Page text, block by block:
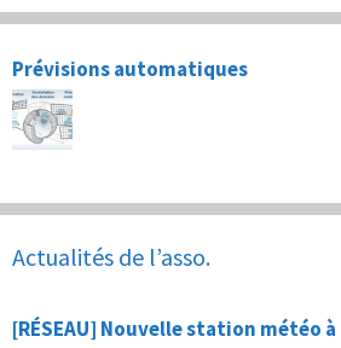
Prévisions automatiques
Actualités de l’asso.
[RÉSEAU] Nouvelle station météo